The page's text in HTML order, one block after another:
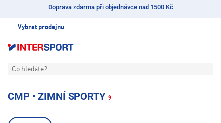
Doprava zdarma při objednávce nad 1500 Kč
Vybrat prodejnu
Co hledáte?
CMP • ZIMNÍ SPORTY 9